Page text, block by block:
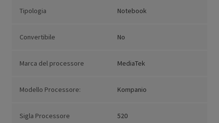
Tipologia Notebook
Convertibile No
Marca del processore MediaTek
Modello Processore: Kompanio
Sigla Processore 520